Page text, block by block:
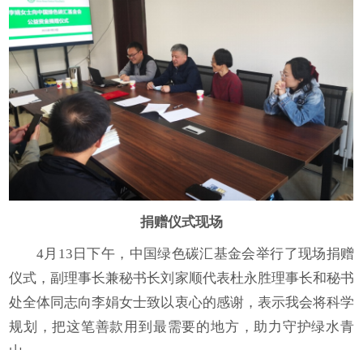
捐赠仪式现场
4月13日下午，中国绿色碳汇基金会举行了现场捐赠
仪式，副理事长兼秘书长刘家顺代表杜永胜理事长和秘书
处全体同志向李娟女士致以衷心的感谢，表示我会将科学
规划，把这笔善款用到最需要的地方，助力守护绿水青